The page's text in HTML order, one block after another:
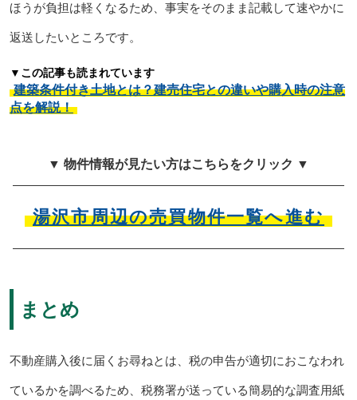
ほうが負担は軽くなるため、事実をそのまま記載して速やかに
返送したいところです。
▼この記事も読まれています
建築条件付き土地とは？建売住宅との違いや購入時の注意
点を解説！
▼ 物件情報が見たい方はこちらをクリック ▼
湯沢市周辺の売買物件一覧へ進む
まとめ
不動産購入後に届くお尋ねとは、税の申告が適切におこなわれ
ているかを調べるため、税務署が送っている簡易的な調査用紙